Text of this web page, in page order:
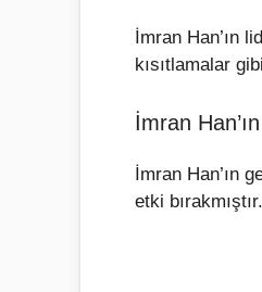
İmran Han’ın
kısıtlamalar
İmran
İmran Han’ın
etki